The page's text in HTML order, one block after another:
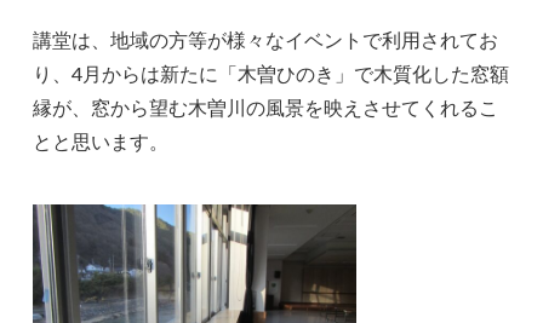
講堂は、地域の方等が様々なイベントで利用されてお
り、4月からは新たに「木曽ひのき」で木質化した窓額
縁が、窓から望む木曽川の風景を映えさせてくれるこ
とと思います。